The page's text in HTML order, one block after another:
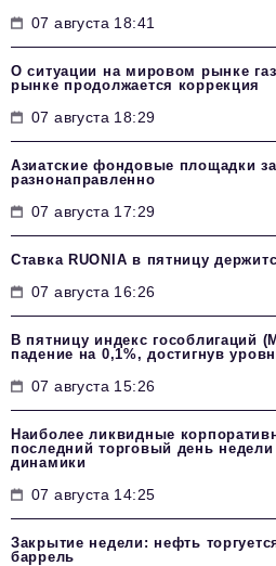
07 августа 18:41
О ситуации на мировом рынке
рынке продолжается коррекция
07 августа 18:29
Азиатские фондовые площадки
разнонаправленно
07 августа 17:29
Ставка RUONIA в пятницу
07 августа 16:26
В пятницу индекс гособлигаций
падение на 0,1%, достигнув
07 августа 15:26
Наиболее ликвидные
последний торговый день
динамики
07 августа 14:25
Закрытие недели: нефть
баррель